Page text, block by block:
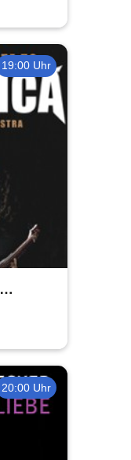
19:00 Uhr
20:00 Uhr